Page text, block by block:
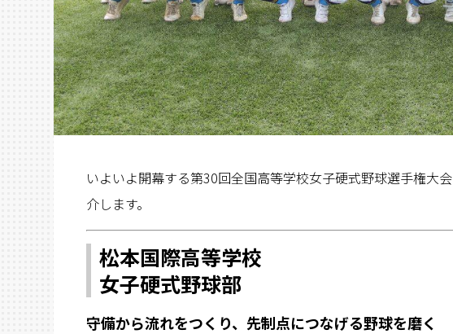
いよいよ開幕する第30回全国高等学校女子硬式野球選手権大会
介します。
松本国際高等学校
女子硬式野球部
守備から流れをつくり、先制点につなげる野球を磨く